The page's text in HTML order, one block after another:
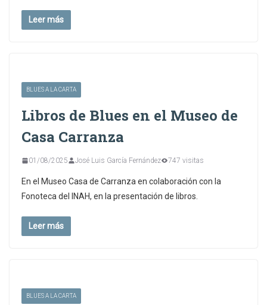
Leer más
BLUES A LA CARTA
Libros de Blues en el Museo de
Casa Carranza
01/08/2025 José Luis García Fernández 747 visitas
En el Museo Casa de Carranza en colaboración con la
Fonoteca del INAH, en la presentación de libros.
Leer más
BLUES A LA CARTA